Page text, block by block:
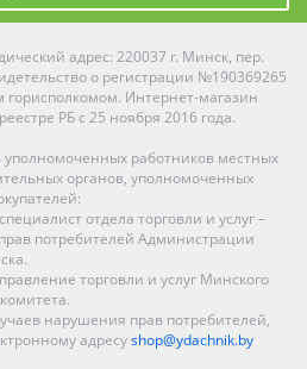
адрес: 220037 г. Минск, пер.
о регистрации №190369265
Интернет-магазин
РБ с 25 ноября 2016 года.
уполномоченных работников местных
органов, уполномоченных
отдела торговли и услуг –
потребителей Администрации
торговли и услуг Минского
нарушения прав потребителей,
адресуshop@ydachnik.by